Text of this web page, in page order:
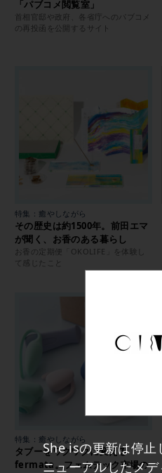
She isの更新は停止
ニューアルしたメ
「パブコメ閲覧室」
首相官邸や政府、各省庁へのパブコメ
の再投函を公開するサイト
特集：癒やしながら
その歴史は約1500年。前田エマ
が聞く、お香のある暮らし
お香の定期便「OKOLIFE」を体験し
て感じたこと
特集：癒やしながら
タブーをワクワクに変える
fermata。フェムテック市場の